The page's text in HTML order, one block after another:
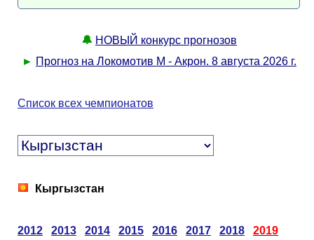
Описание
Ответы на вопросы
Отзывы
Прогнозы
Бесплатные
Платные
Таблицы
Чемпионатов
Еврокубки
🔔 НОВЫЙ конкурс прогнозов
► Прогноз на Локомотив М - Акрон. 8 августа 2026 г.
Список всех чемпионатов
Кыргызстан
2012 2013 2014 2015 2016 2017 2018
2019